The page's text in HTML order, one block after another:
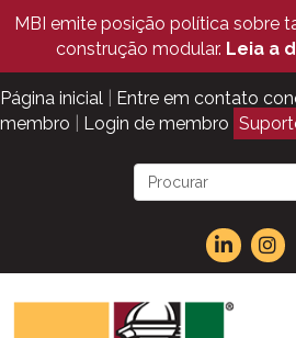
MBI emite posição política sobre
construção modular. Leia a
Página inicial Entre em contato
membro
Login de membro